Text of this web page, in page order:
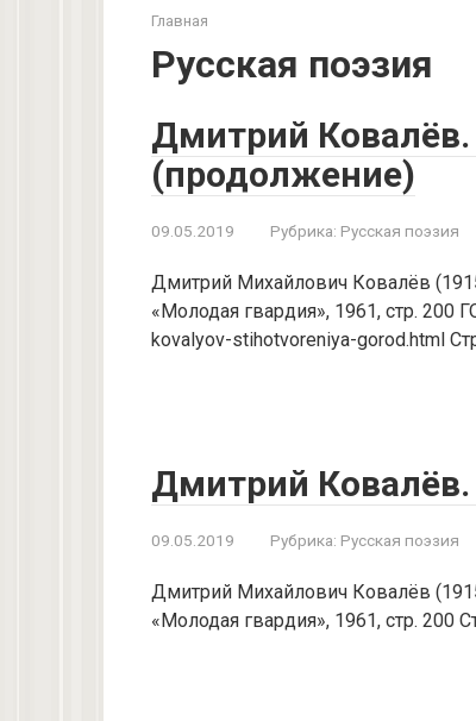
Главная
Русская поэзия
Дмитрий Ковалёв.
(продолжение)
09.05.2019 Рубрика: Русская поэзия
Дмитрий Михайлович Ковалёв
«Молодая гвардия», 1961, стр. 200
kovalyov-stihotvoreniya-gorod.html
Дмитрий Ковалёв.
09.05.2019 Рубрика: Русская поэзия
Дмитрий Михайлович Ковалёв
«Молодая гвардия», 1961, стр.